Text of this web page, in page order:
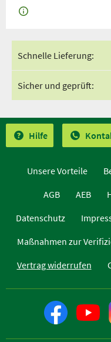
Schnelle Lieferung:
Sicher und geprüft:
Hilfe
Unsere Vorteile
AGB
AEB
Datenschutz
Maßnahmen zur
Vertrag widerrufen